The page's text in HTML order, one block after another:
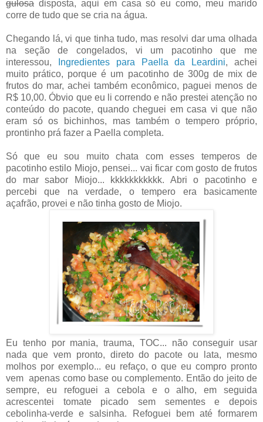
gulosa disposta, aqui em casa só eu como, meu marido
corre de tudo que se cria na água.
Chegando lá, vi que tinha tudo, mas resolvi dar uma olhada
na seção de congelados, vi um pacotinho que me
interessou,
Ingredientes para Paella da Leardini, achei
muito prático, porque é um pacotinho de 300g de mix de
frutos do mar, achei também econômico, paguei menos de
R$ 10,00. Óbvio que eu li correndo e não prestei atenção no
conteúdo do pacote, quando cheguei em casa vi que não
eram só os bichinhos, mas também o tempero próprio,
prontinho prá fazer a Paella completa.
Só que eu sou muito chata com esses temperos de
pacotinho estilo Miojo, pensei... vai ficar com gosto de frutos
do mar sabor Miojo... kkkkkkkkkkk. Abri o pacotinho e
percebi que na verdade, o tempero era basicamente
açafrão, provei e não tinha gosto de Miojo.
Eu tenho por mania, trauma, TOC... não conseguir usar
nada que vem pronto, direto do pacote ou lata, mesmo
molhos por exemplo... eu refaço, o que eu compro pronto
vem apenas como base ou complemento. Então do jeito de
sempre, eu refoguei a cebola e o alho, em seguida
acrescentei tomate picado sem sementes e depois
cebolinha-verde e salsinha. Refoguei bem até formarem